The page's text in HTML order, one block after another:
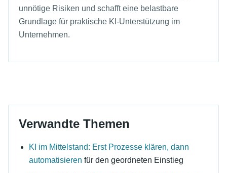
unnötige Risiken und schafft eine belastbare
Grundlage für praktische KI-Unterstützung im
Unternehmen.
Verwandte Themen
KI im Mittelstand: Erst Prozesse klären, dann
automatisieren für den geordneten Einstieg